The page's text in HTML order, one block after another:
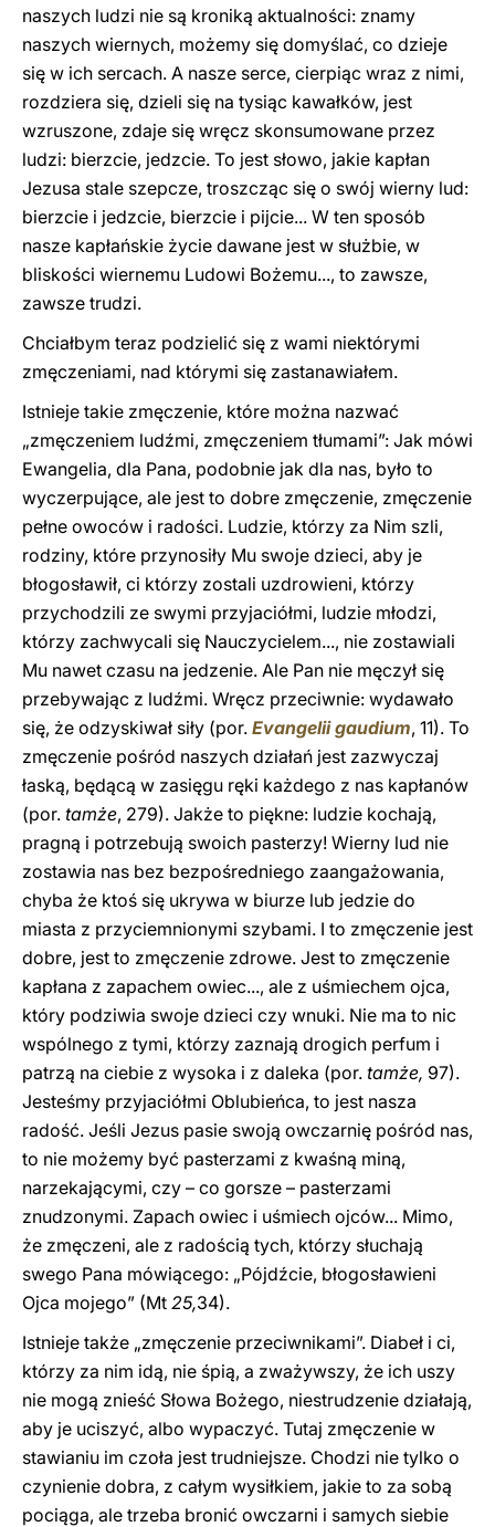
naszych ludzi nie są kroniką aktualności: znamy
naszych wiernych, możemy się domyślać, co dzieje
się w ich sercach. A nasze serce, cierpiąc wraz z nimi,
rozdziera się, dzieli się na tysiąc kawałków, jest
wzruszone, zdaje się wręcz skonsumowane przez
ludzi: bierzcie, jedzcie. To jest słowo, jakie kapłan
Jezusa stale szepcze, troszcząc się o swój wierny lud:
bierzcie i jedzcie, bierzcie i pijcie... W ten sposób
nasze kapłańskie życie dawane jest w służbie, w
bliskości wiernemu Ludowi Bożemu..., to zawsze,
zawsze trudzi.
Chciałbym teraz podzielić się z wami niektórymi
zmęczeniami, nad którymi się zastanawiałem.
Istnieje takie zmęczenie, które można nazwać
„zmęczeniem ludźmi, zmęczeniem tłumami”: Jak mówi
Ewangelia, dla Pana, podobnie jak dla nas, było to
wyczerpujące, ale jest to dobre zmęczenie, zmęczenie
pełne owoców i radości. Ludzie, którzy za Nim szli,
rodziny, które przynosiły Mu swoje dzieci, aby je
błogosławił, ci którzy zostali uzdrowieni, którzy
przychodzili ze swymi przyjaciółmi, ludzie młodzi,
którzy zachwycali się Nauczycielem..., nie zostawiali
Mu nawet czasu na jedzenie. Ale Pan nie męczył się
przebywając z ludźmi. Wręcz przeciwnie: wydawało
się, że odzyskiwał siły (por. Evangelii gaudium, 11). To
zmęczenie pośród naszych działań jest zazwyczaj
łaską, będącą w zasięgu ręki każdego z nas kapłanów
(por. tamże, 279). Jakże to piękne: ludzie kochają,
pragną i potrzebują swoich pasterzy! Wierny lud nie
zostawia nas bez bezpośredniego zaangażowania,
chyba że ktoś się ukrywa w biurze lub jedzie do
miasta z przyciemnionymi szybami. I to zmęczenie jest
dobre, jest to zmęczenie zdrowe. Jest to zmęczenie
kapłana z zapachem owiec..., ale z uśmiechem ojca,
który podziwia swoje dzieci czy wnuki. Nie ma to nic
wspólnego z tymi, którzy zaznają drogich perfum i
patrzą na ciebie z wysoka i z daleka (por. tamże, 97).
Jesteśmy przyjaciółmi Oblubieńca, to jest nasza
radość. Jeśli Jezus pasie swoją owczarnię pośród nas,
to nie możemy być pasterzami z kwaśną miną,
narzekającymi, czy – co gorsze – pasterzami
znudzonymi. Zapach owiec i uśmiech ojców... Mimo,
że zmęczeni, ale z radością tych, którzy słuchają
swego Pana mówiącego: „Pójdźcie, błogosławieni
Ojca mojego” (Mt 25,34).
Istnieje także „zmęczenie przeciwnikami”. Diabeł i ci,
którzy za nim idą, nie śpią, a zważywszy, że ich uszy
nie mogą znieść Słowa Bożego, niestrudzenie działają,
aby je uciszyć, albo wypaczyć. Tutaj zmęczenie w
stawianiu im czoła jest trudniejsze. Chodzi nie tylko o
czynienie dobra, z całym wysiłkiem, jakie to za sobą
pociąga, ale trzeba bronić owczarni i samych siebie